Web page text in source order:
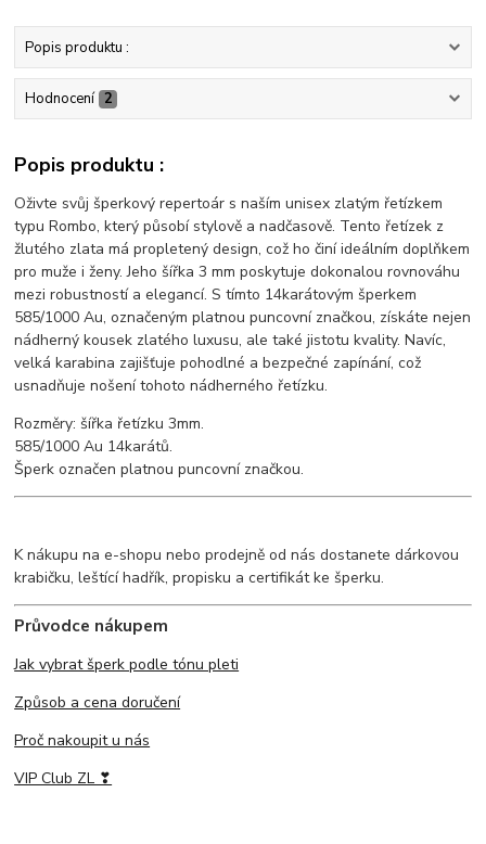
Popis produktu :
Hodnocení 2
Popis produktu :
Oživte svůj šperkový repertoár s naším unisex zlatým řetízkem
typu Rombo, který působí stylově a nadčasově. Tento řetízek z
žlutého zlata má propletený design, což ho činí ideálním doplňkem
pro muže i ženy. Jeho šířka 3 mm poskytuje dokonalou rovnováhu
mezi robustností a elegancí. S tímto 14karátovým šperkem
585/1000 Au, označeným platnou puncovní značkou, získáte nejen
nádherný kousek zlatého luxusu, ale také jistotu kvality. Navíc,
velká karabina zajišťuje pohodlné a bezpečné zapínání, což
usnadňuje nošení tohoto nádherného řetízku.
Rozměry: šířka řetízku 3mm.
585/1000 Au 14karátů.
Šperk označen platnou puncovní značkou.
K nákupu na e-shopu nebo prodejně od nás dostanete dárkovou
krabičku, leštící hadřík, propisku a certifikát ke šperku.
Průvodce nákupem
Jak vybrat šperk podle tónu pleti
Způsob a cena doručení
Proč nakoupit u nás
VIP Club ZL ❣